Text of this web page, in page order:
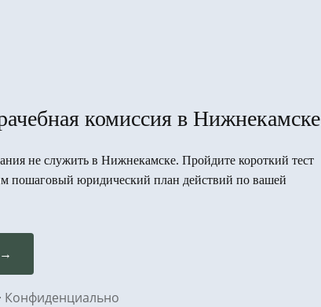
комиссия в Нижнекамске
не служить в Нижнекамске. Пройдите короткий тест
пошаговый юридический план действий по вашей
→
Конфиденциально